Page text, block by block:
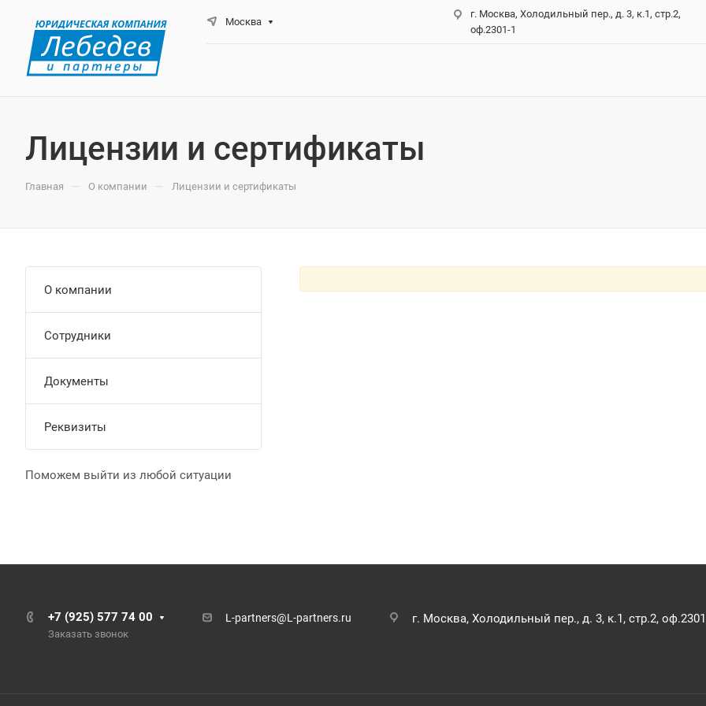
Москва
г. Москва, Холодильный пер., д. 3, к.1, стр.2,
оф.2301-1
Лицензии и сертификаты
Главная — О компании — Лицензии и сертификаты
О компании
Сотрудники
Документы
Реквизиты
Поможем выйти из любой ситуации
+7 (925) 577 74 00
Заказать звонок
L-partners@L-partners.ru г. Москва, Холодильный пер., д. 3, к.1, стр.2,